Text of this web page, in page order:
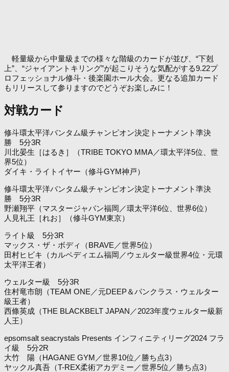
軽量級から中量級までの様々な階級のカードが並び、“下剋
上”、“ジャイアントキリング”が起こりそうな気配がする9.22プ
ロフェッショナル修斗・後楽園ホール大会。更なる追加カード
もリリースして参りますのでどうぞお楽しみに！
対戦カード
修斗環太平洋バンタム級チャンピオン決定トーナメント準決
勝 5分3R
川北晏生［はるき］（TRIBE TOKYO MMA／環太平洋5位、世
界5位）
ダイキ・ライトイヤー（修斗GYM神戸）
修斗環太平洋バンタム級チャンピオン決定トーナメント準決
勝 5分3R
野瀬翔平（マスタージャパン福岡／環太平洋6位、世界6位）
人見礼王［れお］（修斗GYM東京）
ライト級 5分3R
マックス・ザ・ボディ（BRAVE／世界5位）
田村ヒビキ（カルペディエム福岡／ウェルター級世界4位・元環
太平洋王者）
ウェルター級 5分3R
住村竜市朗（TEAM ONE／元DEEP＆パンクラス・ウェルター
級王者）
西條英成（THE BLACKBELT JAPAN／2023年度ウェルター級新
人王）
epsomsalt seacrystals Presents インフィニティリーグ2024 フラ
イ級 5分2R
大竹 陽（HAGANE GYM／世界10位／勝ち点3）
ヤックル真吾（T-REX柔術アカデミー／世界5位／勝ち点3）